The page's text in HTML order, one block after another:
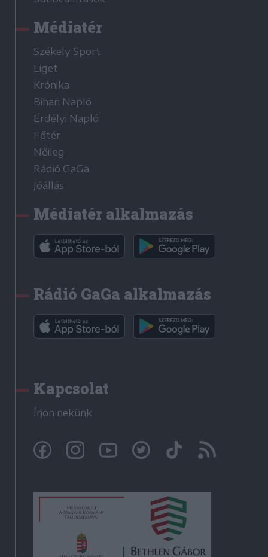
Médiatér
Székely Sport
Liget
Krónika
Bihari Napló
Erdélyi Napló
Főtér
Nőileg
Rádió GaGa
Jóállás
Médiatér alkalmazás
Rádió GaGa alkalmazás
Kapcsolat
Írjon nekünk